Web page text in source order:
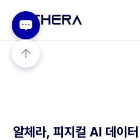
알체라, 피지컬 AI 데이